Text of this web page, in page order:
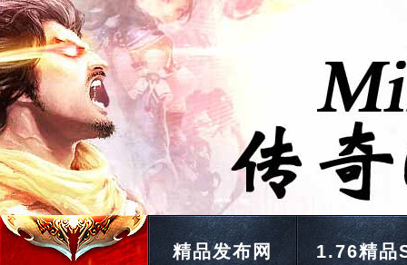
精品发布网 1.76精品